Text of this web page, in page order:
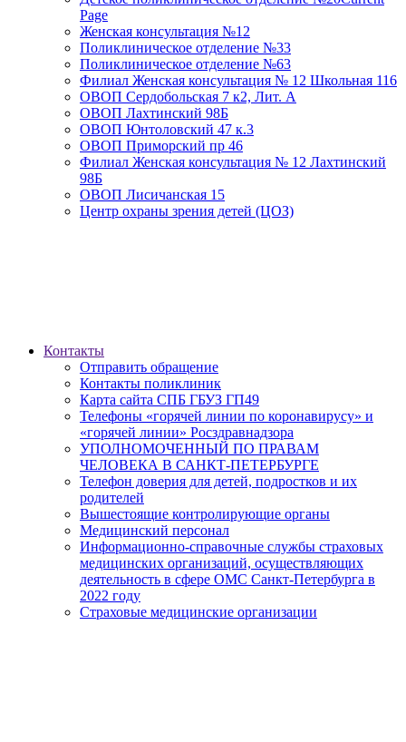
Page
Женская консультация №12
Поликлиническое отделение №33
Поликлиническое отделение №63
Филиал Женская консультация № 12 Школьная 116
ОВОП Сердобольская 7 к2, Лит. А
ОВОП Лахтинский 98Б
ОВОП Юнтоловский 47 к.3
ОВОП Приморский пр 46
Филиал Женская консультация № 12 Лахтинский
98Б
ОВОП Лисичанская 15
Центр охраны зрения детей (ЦОЗ)
Контакты
Отправить обращение
Контакты поликлиник
Карта сайта СПБ ГБУЗ ГП49
Телефоны «горячей линии по коронавирусу» и
«горячей линии» Росздравнадзора
УПОЛНОМОЧЕННЫЙ ПО ПРАВАМ
ЧЕЛОВЕКА В САНКТ-ПЕТЕРБУРГЕ
Телефон доверия для детей, подростков и их
родителей
Вышестоящие контролирующие органы
Медицинский персонал
Информационно-справочные службы страховых
медицинских организаций, осуществляющих
деятельность в сфере ОМС Санкт-Петербурга в
2022 году
Страховые медицинские организации